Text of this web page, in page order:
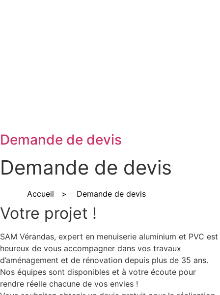
Demande de devis
Demande de devis
Accueil > Demande de devis
Votre projet !
SAM Vérandas, expert en menuiserie aluminium et PVC est
heureux de vous accompagner dans vos travaux
d’aménagement et de rénovation depuis plus de 35 ans.
Nos équipes sont disponibles et à votre écoute pour
rendre réelle chacune de vos envies !